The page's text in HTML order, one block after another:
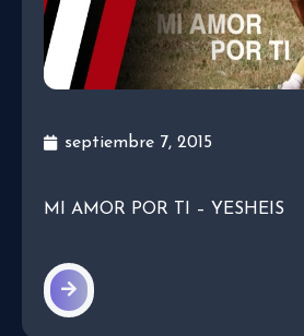
septiembre 7, 2015
MI AMOR POR TI – YESHEIS